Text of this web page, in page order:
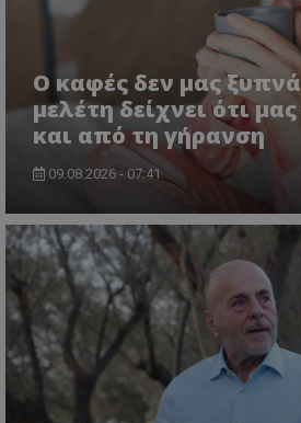
Ο καφές δεν μας
μελέτη δείχνει ότι
και από τη γήρανση
09.08.2026 - 07:41